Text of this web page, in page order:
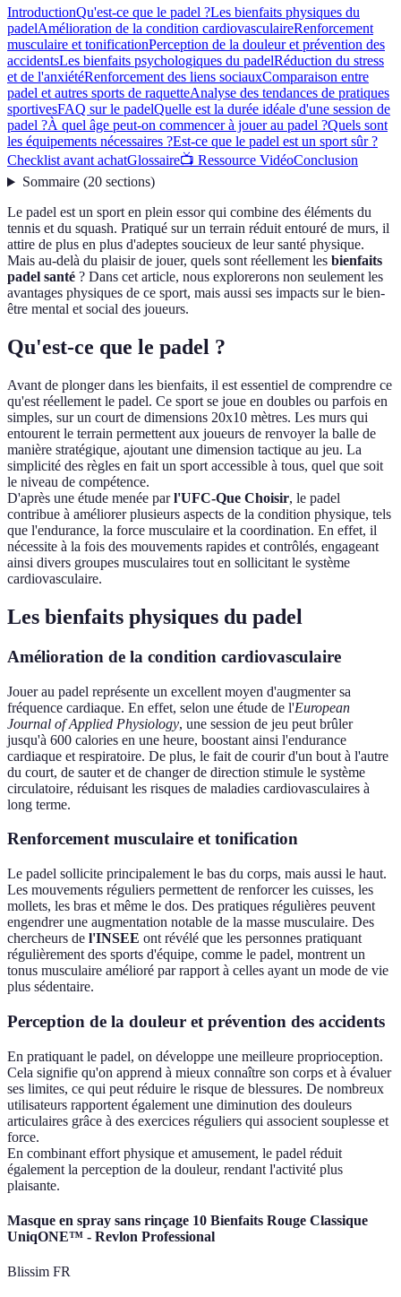
IntroductionQu'est-ce que le padel ?Les bienfaits physiques du
padelAmélioration de la condition cardiovasculaireRenforcement
musculaire et tonificationPerception de la douleur et prévention des
accidentsLes bienfaits psychologiques du padelRéduction du stress
et de l'anxiétéRenforcement des liens sociauxComparaison entre
padel et autres sports de raquetteAnalyse des tendances de pratiques
sportivesFAQ sur le padelQuelle est la durée idéale d'une session de
padel ?À quel âge peut-on commencer à jouer au padel ?Quels sont
les équipements nécessaires ?Est-ce que le padel est un sport sûr ?
Checklist avant achatGlossaire📺 Ressource VidéoConclusion
Sommaire(20 sections)
Le padel est un sport en plein essor qui combine des éléments du
tennis et du squash. Pratiqué sur un terrain réduit entouré de murs, il
attire de plus en plus d'adeptes soucieux de leur santé physique.
Mais au-delà du plaisir de jouer, quels sont réellement les bienfaits
padel santé ? Dans cet article, nous explorerons non seulement les
avantages physiques de ce sport, mais aussi ses impacts sur le bien-
être mental et social des joueurs.
Qu'est-ce que le padel ?
Avant de plonger dans les bienfaits, il est essentiel de comprendre ce
qu'est réellement le padel. Ce sport se joue en doubles ou parfois en
simples, sur un court de dimensions 20x10 mètres. Les murs qui
entourent le terrain permettent aux joueurs de renvoyer la balle de
manière stratégique, ajoutant une dimension tactique au jeu. La
simplicité des règles en fait un sport accessible à tous, quel que soit
le niveau de compétence.
D'après une étude menée parl'UFC-Que Choisir, le padel
contribue à améliorer plusieurs aspects de la condition physique, tels
que l'endurance, la force musculaire et la coordination. En effet, il
nécessite à la fois des mouvements rapides et contrôlés, engageant
ainsi divers groupes musculaires tout en sollicitant le système
cardiovasculaire.
Les bienfaits physiques du padel
Amélioration de la condition cardiovasculaire
Jouer au padel représente un excellent moyen d'augmenter sa
fréquence cardiaque. En effet, selon une étude de l'European
Journal of Applied Physiology, une session de jeu peut brûler
jusqu'à 600 calories en une heure, boostant ainsi l'endurance
cardiaque et respiratoire. De plus, le fait de courir d'un bout à l'autre
du court, de sauter et de changer de direction stimule le système
circulatoire, réduisant les risques de maladies cardiovasculaires à
long terme.
Renforcement musculaire et tonification
Le padel sollicite principalement le bas du corps, mais aussi le haut.
Les mouvements réguliers permettent de renforcer les cuisses, les
mollets, les bras et même le dos. Des pratiques régulières peuvent
engendrer une augmentation notable de la masse musculaire. Des
chercheurs de l'INSEE ont révélé que les personnes pratiquant
régulièrement des sports d'équipe, comme le padel, montrent un
tonus musculaire amélioré par rapport à celles ayant un mode de vie
plus sédentaire.
Perception de la douleur et prévention des accidents
En pratiquant le padel, on développe une meilleure proprioception.
Cela signifie qu'on apprend à mieux connaître son corps et à évaluer
ses limites, ce qui peut réduire le risque de blessures. De nombreux
utilisateurs rapportent également une diminution des douleurs
articulaires grâce à des exercices réguliers qui associent souplesse et
force.
En combinant effort physique et amusement, le padel réduit
également la perception de la douleur, rendant l'activité plus
plaisante.
Masque en spray sans rinçage 10 Bienfaits Rouge Classique
UniqONE™ - Revlon Professional
Blissim FR